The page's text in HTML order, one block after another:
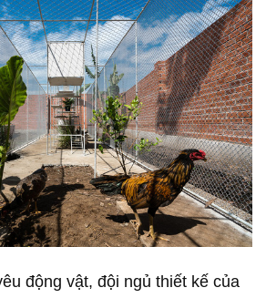
động vật, đội ngủ thiết kế của